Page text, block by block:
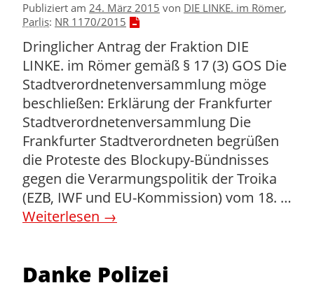
Publiziert am 24. März 2015 von DIE LINKE. im Römer,
Parlis: NR 1170/2015
Dringlicher Antrag der Fraktion DIE
LINKE. im Römer gemäß § 17 (3) GOS Die
Stadtverordnetenversammlung möge
beschließen: Erklärung der Frankfurter
Stadtverordnetenversammlung Die
Frankfurter Stadtverordneten begrüßen
die Proteste des Blockupy-Bündnisses
gegen die Verarmungspolitik der Troika
(EZB, IWF und EU-Kommission) vom 18. …
Weiterlesen →
Danke Polizei